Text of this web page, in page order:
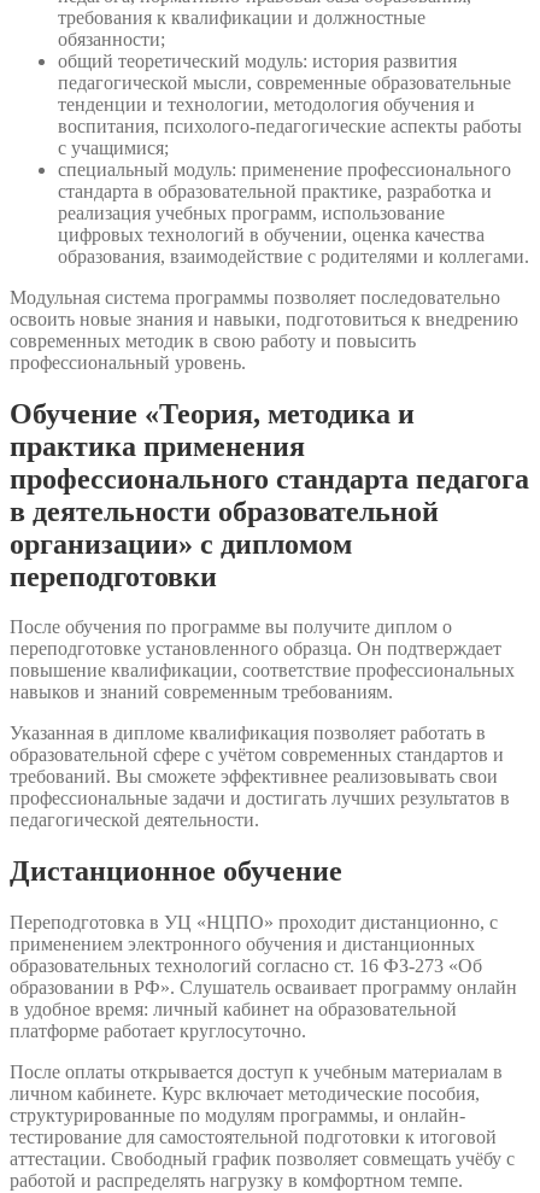
требования к квалификации и должностные
обязанности;
общий теоретический модуль: история развития
педагогической мысли, современные образовательные
тенденции и технологии, методология обучения и
воспитания, психолого-педагогические аспекты работы
с учащимися;
специальный модуль: применение профессионального
стандарта в образовательной практике, разработка и
реализация учебных программ, использование
цифровых технологий в обучении, оценка качества
образования, взаимодействие с родителями и коллегами.
Модульная система программы позволяет последовательно
освоить новые знания и навыки, подготовиться к внедрению
современных методик в свою работу и повысить
профессиональный уровень.
Обучение «Теория, методика и
практика применения
профессионального стандарта педагога
в деятельности образовательной
организации» с дипломом
переподготовки
После обучения по программе вы получите диплом о
переподготовке установленного образца. Он подтверждает
повышение квалификации, соответствие профессиональных
навыков и знаний современным требованиям.
Указанная в дипломе квалификация позволяет работать в
образовательной сфере с учётом современных стандартов и
требований. Вы сможете эффективнее реализовывать свои
профессиональные задачи и достигать лучших результатов в
педагогической деятельности.
Дистанционное обучение
Переподготовка в УЦ «НЦПО» проходит дистанционно, с
применением электронного обучения и дистанционных
образовательных технологий согласно ст. 16 ФЗ-273 «Об
образовании в РФ». Слушатель осваивает программу онлайн
в удобное время: личный кабинет на образовательной
платформе работает круглосуточно.
После оплаты открывается доступ к учебным материалам в
личном кабинете. Курс включает методические пособия,
структурированные по модулям программы, и онлайн-
тестирование для самостоятельной подготовки к итоговой
аттестации. Свободный график позволяет совмещать учёбу с
работой и распределять нагрузку в комфортном темпе.